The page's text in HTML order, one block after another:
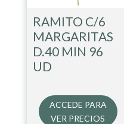
RAMITO C/6
MARGARITAS
D.40 MIN 96
UD
ACCEDE PARA
VER PRECIOS